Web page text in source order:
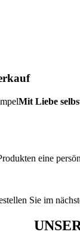
Mit Liebe
eine
Sie im